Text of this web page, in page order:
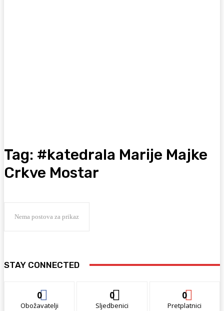
Tag: #katedrala Marije Majke
Crkve Mostar
Nema postova za prikaz
STAY CONNECTED
0
Obožavatelji
0
Sljedbenici
0
Pretplatnici